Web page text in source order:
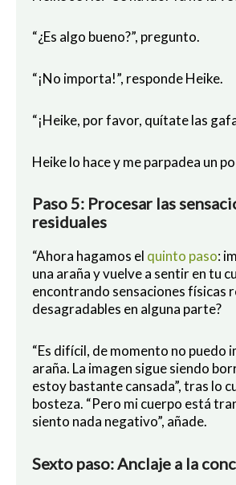
“¿Es algo bueno?”, pregunto.
“¡No importa!”, responde Heike.
“¡Heike, por favor, quítate las
Heike lo hace y me parpadea un
Paso 5: Procesar las
residuales
“Ahora hagamos el quinto paso:
una araña y vuelve a sentir en tu
encontrando sensaciones físicas
desagradables en alguna parte?
“Es difícil, de momento no puedo
araña. La imagen sigue siendo
estoy bastante cansada”, tras lo
bosteza. “Pero mi cuerpo está
siento nada negativo”, añade.
Sexto paso: Anclaje a la